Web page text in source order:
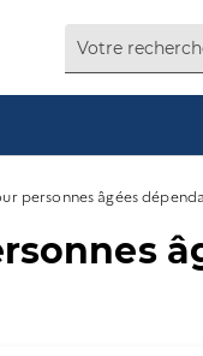
personnes âgées